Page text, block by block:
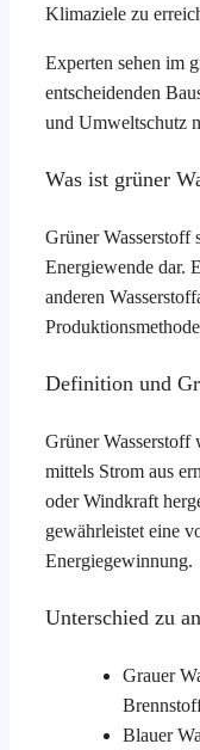
Klimaziele zu
Experten sehen im
entscheidenden
und Umweltschutz
Was ist grüner
Grüner Wasserstoff
Energiewende dar.
anderen
Definition und
Grüner Wasserstoff
mittels Strom aus
oder Windkraft
gewährleistet eine
Energiegewinnung.
Unterschied zu
Grauer
Blauer